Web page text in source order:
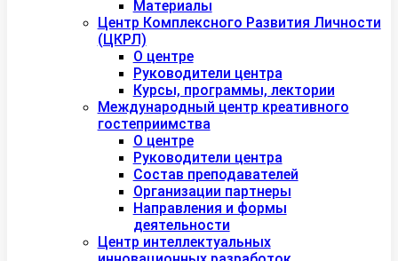
Материалы
Центр Комплексного Развития Личности
(ЦКРЛ)
О центре
Руководители центра
Курсы, программы, лектории
Международный центр креативного
гостеприимства
О центре
Руководители центра
Состав преподавателей
Организации партнеры
Направления и формы
деятельности
Центр интеллектуальных